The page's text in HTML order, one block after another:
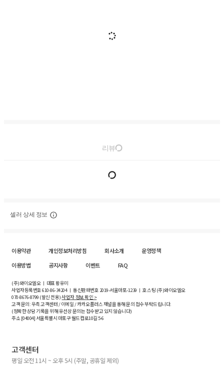
리뷰
셀러 상세 정보
이용약관 개인정보처리방침 회사소개
운영정책
이용방법
공지사항 이벤트 FAQ
(주)와이오엘오 ㅣ 대표 황유미
사업자등록번호610-86-34204ㅣ 통신판매번호 2019-서울마포-1239 ㅣ 호스팅 (주)와이오엘오
070-8676-8799 (발신 전용)사업자 정보 확인 >
고객 문의: 우측 고객센터 / 이메일 / 카카오플러스 채널을 통해 문의 접수 부탁드립니다.
(정확한 상담 기록을 위해 유선상 문의는 접수받고 있지 않습니다)
주소 [04004] 서울특별시 마포구 월드컵로10길5-6
고객센터
평일 오전 11시 ~ 오후 5시 (주말, 공휴일 제외)